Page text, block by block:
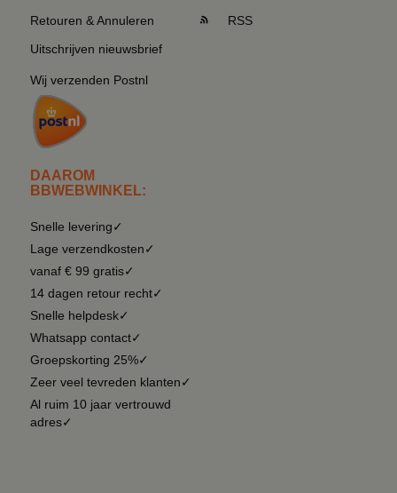
Retouren & Annuleren
Uitschrijven nieuwsbrief
Wij verzenden Postnl
DAAROM
BBWEBWINKEL:
Snelle levering✓
Lage verzendkosten✓
vanaf € 99 gratis✓
14 dagen retour recht✓
Snelle helpdesk✓
Whatsapp contact✓
Groepskorting 25%✓
Zeer veel tevreden klanten✓
Al ruim 10 jaar vertrouwd
adres✓
RSS